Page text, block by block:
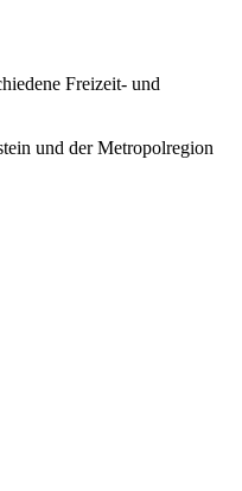
Freizeit- und
und der Metropolregion